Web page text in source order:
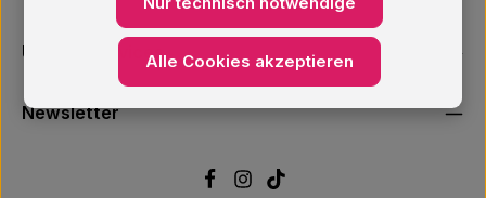
Unsere Services
Newsletter
Alle Cookies akzeptieren